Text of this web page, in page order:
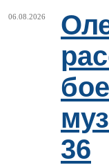
06.08.2026
36